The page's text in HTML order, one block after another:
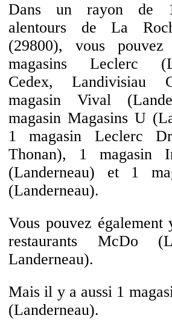
Dans un rayon de
alentours de La
(29800), vous
magasins Leclerc
Cedex, Landivisiau
magasin Vival
magasin Magasins U
1 magasin Leclerc
Thonan), 1 magasin
(Landerneau) et 1
(Landerneau).
Vous pouvez
restaurants McDo
Landerneau).
Mais il y a aussi 1
(Landerneau).